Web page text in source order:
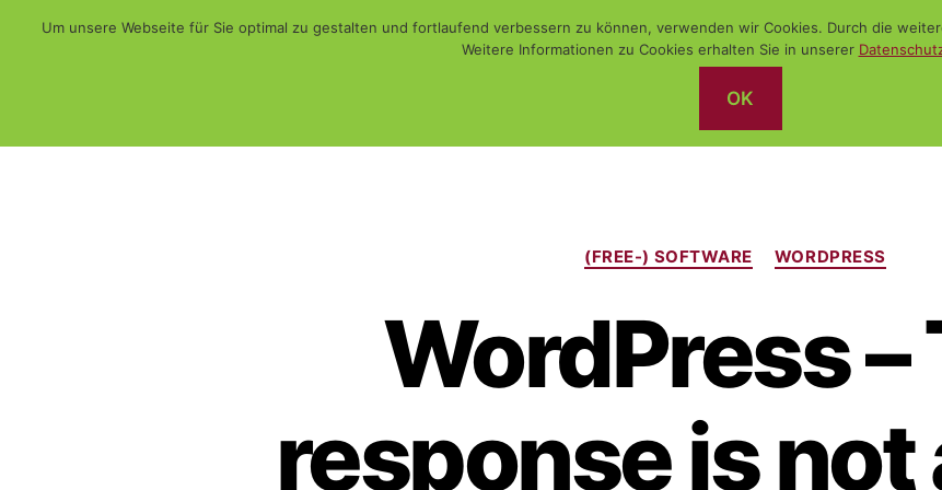
Kategorien
(FREE-) SOFTWARE WORDPRESS
WordPress –
response is not
Um unsere Webseite für Sie optimal zu gestalten und fortlaufend verbessern zu können, verwenden wir Cookies. Durch die
Weitere Informationen zu Cookies erhalten Sie in unserer
OK